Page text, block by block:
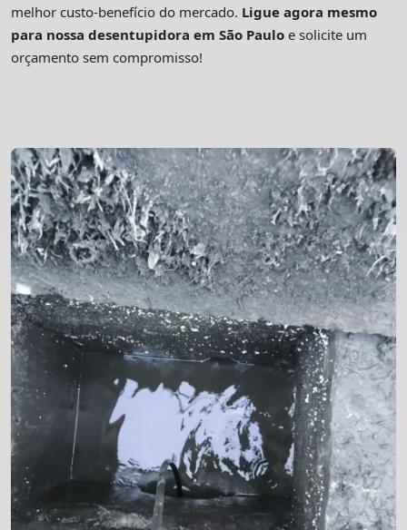
melhor custo-benefício do mercado. Ligue agora mesmo
para nossa desentupidora em São Paulo e solicite um
orçamento sem compromisso!